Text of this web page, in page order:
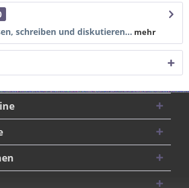
schreiben und diskutieren... mehr